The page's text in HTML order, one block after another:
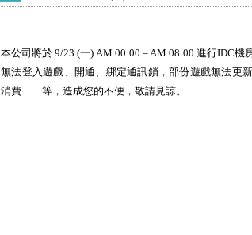
本公司將於 9/23 (一) AM 00:00 – AM 08:00 進行IDC機
無法登入遊戲、開通、綁定通訊鎖，部份遊戲無法更
消費……等，造成您的不便，敬請見諒。